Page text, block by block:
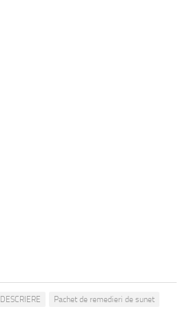
DESCRIERE Pachet de remedieri de sunet